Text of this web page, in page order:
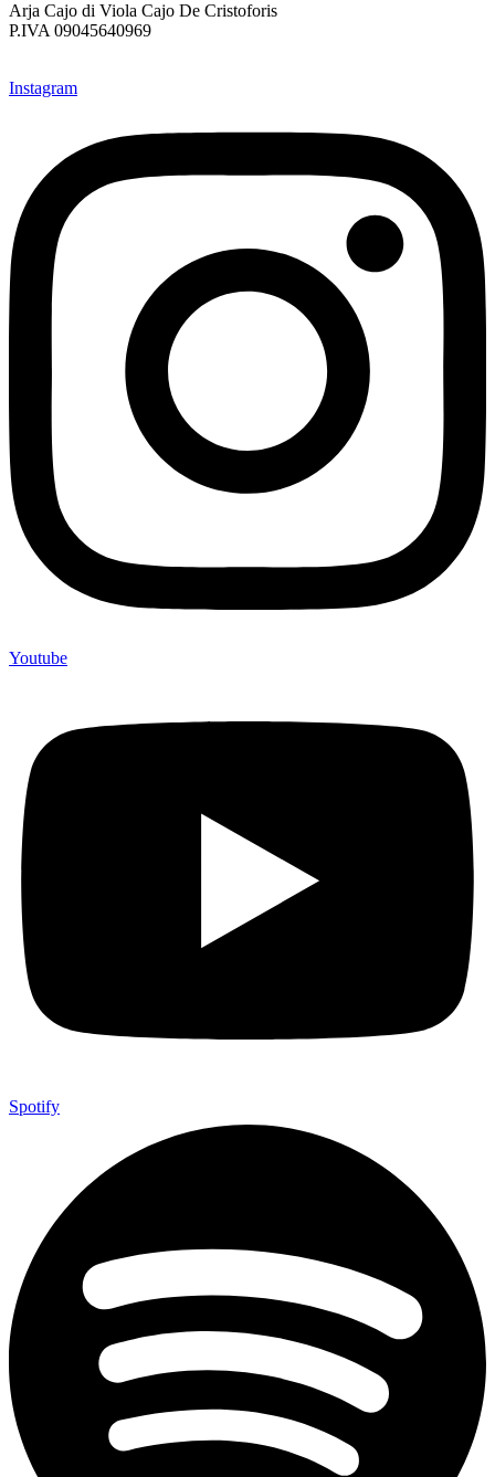
Arja Cajo di Viola Cajo De Cristoforis
P.IVA 09045640969
Instagram
Youtube
Spotify